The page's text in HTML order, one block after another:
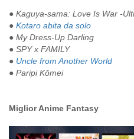
● Kaguya-sama: Love Is War -
● Kotaro abita da solo
● My Dress-Up Darling
● SPY x FAMILY
● Uncle from Another World
● Paripi Kōmei
Miglior Anime Fantasy